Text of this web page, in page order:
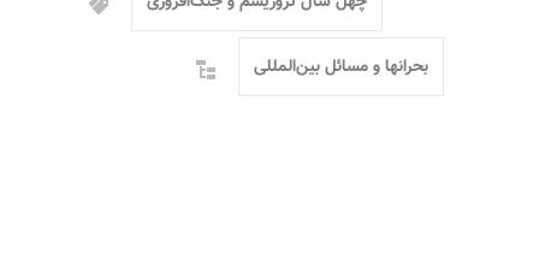
بحرانها و مسائل بین‌المللی